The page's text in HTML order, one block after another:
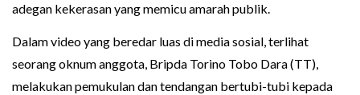
adegan kekerasan yang memicu amarah publik.
Dalam video yang beredar luas di media sosial, terlihat
seorang oknum anggota, Bripda Torino Tobo Dara (TT),
melakukan pemukulan dan tendangan bertubi-tubi kepada